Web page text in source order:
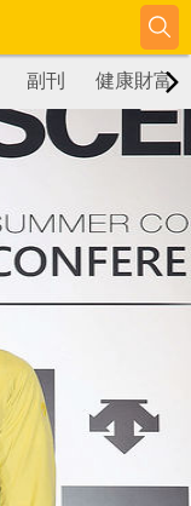
副刊 健康財富